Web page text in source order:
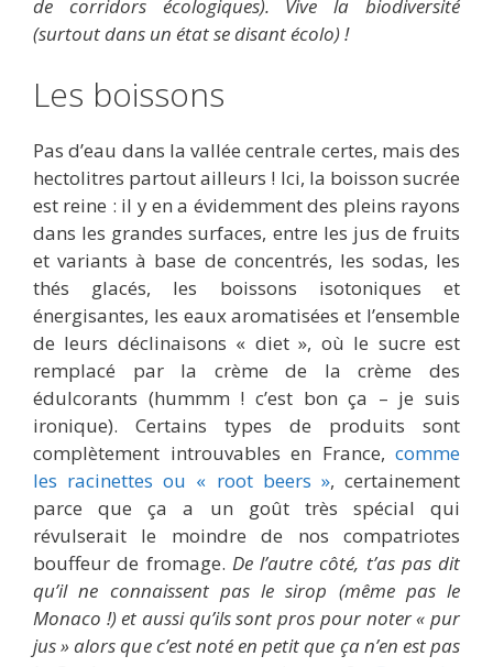
de corridors écologiques). Vive la biodiversité
(surtout dans un état se disant écolo) !
Les boissons
Pas d’eau dans la vallée centrale certes, mais des
hectolitres partout ailleurs ! Ici, la boisson sucrée
est reine : il y en a évidemment des pleins rayons
dans les grandes surfaces, entre les jus de fruits
et variants à base de concentrés, les sodas, les
thés glacés, les boissons isotoniques et
énergisantes, les eaux aromatisées et l’ensemble
de leurs déclinaisons « diet », où le sucre est
remplacé par la crème de la crème des
édulcorants (hummm ! c’est bon ça – je suis
ironique). Certains types de produits sont
complètement introuvables en France, comme
les racinettes ou « root beers », certainement
parce que ça a un goût très spécial qui
révulserait le moindre de nos compatriotes
bouffeur de fromage. De l’autre côté, t’as pas dit
qu’il ne connaissent pas le sirop (même pas le
Monaco !) et aussi qu’ils sont pros pour noter « pur
jus » alors que c’est noté en petit que ça n’en est pas